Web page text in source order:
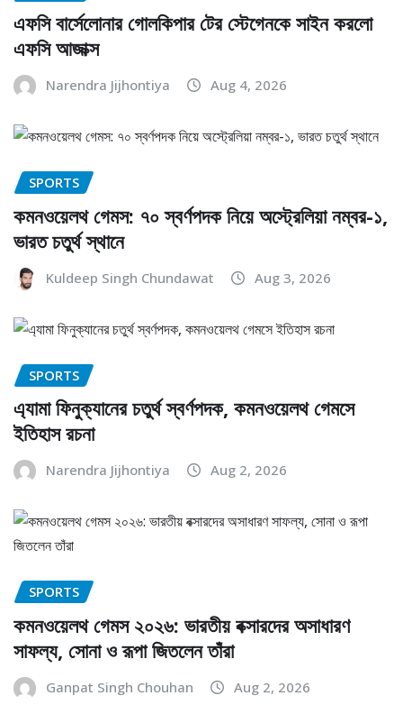
এফসি বার্সেলোনার গোলকিপার টের স্টেগেনকে সাইন করলো
এফসি আজাক্স
Narendra Jijhontiya Aug 4, 2026
SPORTS
কমনওয়েলথ গেমস: ৭০ স্বর্ণপদক নিয়ে অস্ট্রেলিয়া নম্বর-১,
ভারত চতুর্থ স্থানে
Kuldeep Singh Chundawat Aug 3, 2026
SPORTS
এ্যামা ফিনুক্যানের চতুর্থ স্বর্ণপদক, কমনওয়েলথ গেমসে
ইতিহাস রচনা
Narendra Jijhontiya Aug 2, 2026
SPORTS
কমনওয়েলথ গেমস ২০২৬: ভারতীয় বক্সারদের অসাধারণ
সাফল্য, সোনা ও রূপা জিতলেন তাঁরা
Ganpat Singh Chouhan Aug 2, 2026